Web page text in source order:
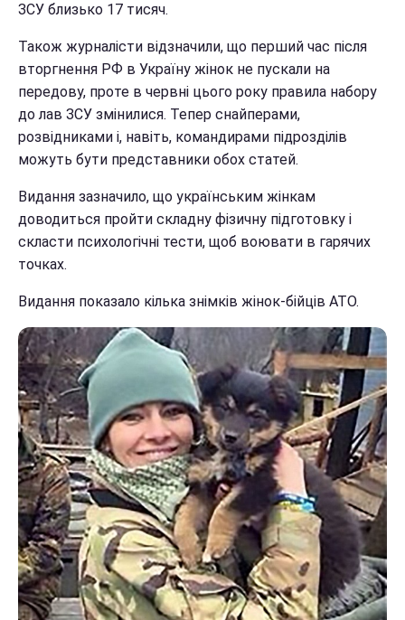
ЗСУ близько 17 тисяч.
Також журналісти відзначили, що перший час після
вторгнення РФ в Україну жінок не пускали на
передову, проте в червні цього року правила набору
до лав ЗСУ змінилися. Тепер снайперами,
розвідниками і, навіть, командирами підрозділів
можуть бути представники обох статей.
Видання зазначило, що українським жінкам
доводиться пройти складну фізичну підготовку і
скласти психологічні тести, щоб воювати в гарячих
точках.
Видання показало кілька знімків жінок-бійців АТО.